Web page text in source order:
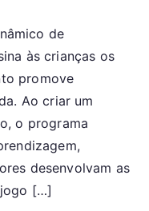
de
às crianças os
promove
Ao criar um
o programa
desenvolvam as
jogo […]